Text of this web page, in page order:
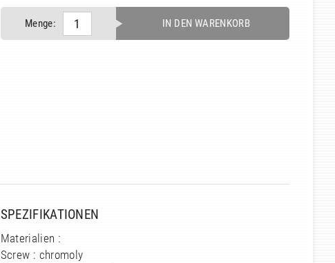
Menge: IN DEN WARENKORB
SPEZIFIKATIONEN
Materialien :
Screw : chromoly